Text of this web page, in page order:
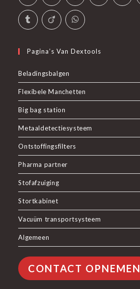
Pagina’s Van Dextools
Beladingsbalgen
Flexibele Manchetten
Big bag station
Metaaldetectiesysteem
Ontstoffingsfilters
Pharma partner
Stofafzuiging
Stortkabinet
Vacuüm transportsysteem
Algemeen
CONTACT OPNEMEN